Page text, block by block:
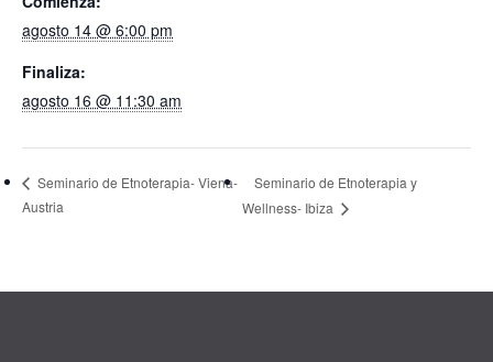
agosto 14 @ 6:00 pm
Finaliza:
agosto 16 @ 11:30 am
Seminario de Etnoterapia- Viena-
Austria
Seminario de Etnoterapia y
Wellness- Ibiza